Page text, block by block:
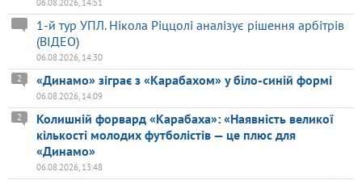
1-й тур УПЛ. Нікола Ріццолі аналізує рішення арбітрів
(ВІДЕО)
06.08.2026, 14:30
«Динамо» зіграє з «Карабахом» у біло-синій формі
2
06.08.2026, 14:09
Колишній форвард «Карабаха»: «Наявність великої
кількості молодих футболістів — це плюс для
«Динамо»
2
06.08.2026, 13:48